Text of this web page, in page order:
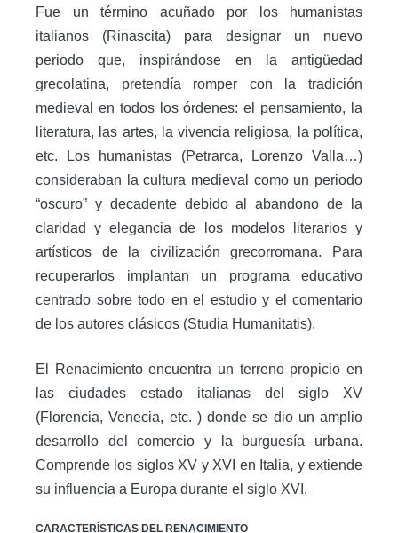
Fue un término acuñado por los humanistas
italianos (Rinascita) para designar un nuevo
periodo que, inspirándose en la antigüedad
grecolatina, pretendía romper con la tradición
medieval en todos los órdenes: el pensamiento, la
literatura, las artes, la vivencia religiosa, la política,
etc. Los humanistas (Petrarca, Lorenzo Valla…)
consideraban la cultura medieval como un periodo
“oscuro” y decadente debido al abandono de la
claridad y elegancia de los modelos literarios y
artísticos de la civilización grecorromana. Para
recuperarlos implantan un programa educativo
centrado sobre todo en el estudio y el comentario
de los autores clásicos (Studia Humanitatis).
El Renacimiento encuentra un terreno propicio en
las ciudades estado italianas del siglo XV
(Florencia, Venecia, etc. ) donde se dio un amplio
desarrollo del comercio y la burguesía urbana.
Comprende los siglos XV y XVI en Italia, y extiende
su influencia a Europa durante el siglo XVI.
CARACTERÍSTICAS DEL RENACIMIENTO